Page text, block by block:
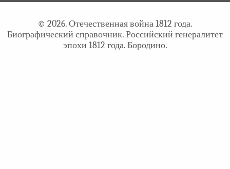
© 2026. Отечественная война 1812 года.
Биографический справочник. Российский генералитет
эпохи 1812 года. Бородино.